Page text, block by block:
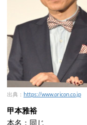
出典： https://www.oricon.co.jp
甲本雅裕
本名：同じ